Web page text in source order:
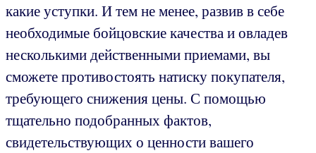
какие уступки. И тем не менее, развив в себе
необходимые бойцовские качества и овладев
несколькими действенными приемами, вы
сможете противостоять натиску покупателя,
требующего снижения цены. С помощью
тщательно подобранных фактов,
свидетельствующих о ценности вашего